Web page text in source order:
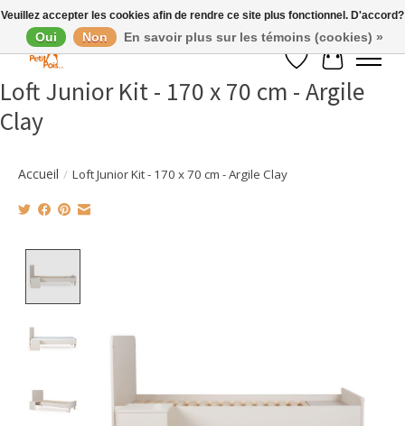
Liste de souhaits
Panier
Loft Junior Kit - 170 x 70 cm - Argile
Clay
Accueil / Loft Junior Kit - 170 x 70 cm - Argile Clay
Veuillez accepter les cookies afin de rendre ce site plus fonctionnel. D'accord?
Oui Non En savoir plus sur les témoins (cookies) »